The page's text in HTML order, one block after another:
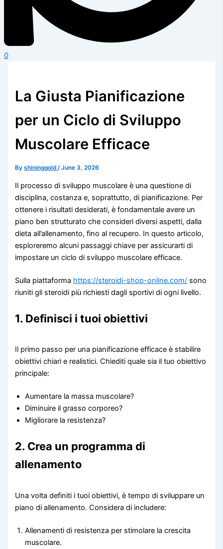
0
La Giusta Pianificazione
per un Ciclo di Sviluppo
Muscolare Efficace
Byshininggold/June 3, 2026
Il processo di sviluppo muscolare è una questione di
disciplina, costanza e, soprattutto, di pianificazione. Per
ottenere i risultati desiderati, è fondamentale avere un
piano ben strutturato che consideri diversi aspetti, dalla
dieta all’allenamento, fino al recupero. In questo articolo,
esploreremo alcuni passaggi chiave per assicurarti di
impostare un ciclo di sviluppo muscolare efficace.
Sulla piattaforma https://steroidi-shop-online.com/ sono
riuniti gli steroidi più richiesti dagli sportivi di ogni livello.
1. Definisci i tuoi obiettivi
Il primo passo per una pianificazione efficace è stabilire
obiettivi chiari e realistici. Chiediti quale sia il tuo obiettivo
principale:
Aumentare la massa muscolare?
Diminuire il grasso corporeo?
Migliorare la resistenza?
2. Crea un programma di
allenamento
Una volta definiti i tuoi obiettivi, è tempo di sviluppare un
piano di allenamento. Considera di includere:
Allenamenti di resistenza per stimolare la crescita
muscolare.